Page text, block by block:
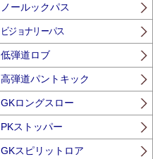
ノールックパス
ビジョナリーパス
低弾道ロブ
高弾道パントキック
GKロングスロー
PKストッパー
GKスピリットロア